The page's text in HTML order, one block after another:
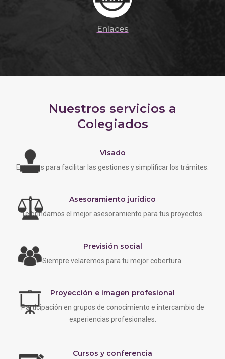
Enlaces
Nuestros servicios a
Colegiados
Visado
Estamos para facilitar las gestiones y simplificar los trámites.
Asesoramiento jurídico
Te brindamos el mejor asesoramiento para tus proyectos.
Previsión social
Siempre velaremos para tu mejor cobertura.
Proyección e imagen profesional
Participación en grupos de conocimiento e intercambio de
experiencias profesionales.
Cursos y conferencia